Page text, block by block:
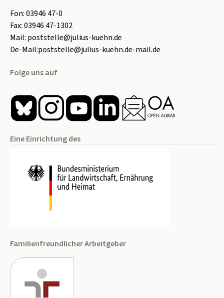
Fon:03946 47-0
Fax:03946 47-1302
Mail: poststelle@julius-kuehn.de
De-Mail:poststelle@julius-kuehn.de-mail.de
Folge uns auf
Eine Einrichtung des
Familienfreundlicher Arbeitgeber